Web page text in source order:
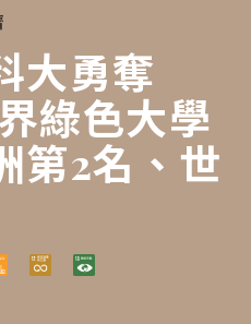
大勇奪
綠色大學
第2名、世